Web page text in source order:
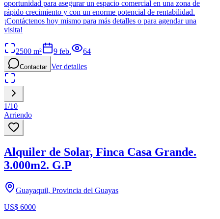
oportunidad para asegurar un espacio comercial en una zona de
rápido crecimiento y con un enorme potencial de rentabilidad.
¡Contáctenos hoy mismo para más detalles o para agendar una
visita!
2500 m² 9 feb. 64
Contactar Ver detalles
1/10
Arriendo
Alquiler de Solar, Finca Casa Grande.
3.000m2. G.P
Guayaquil, Provincia del Guayas
US$ 6000